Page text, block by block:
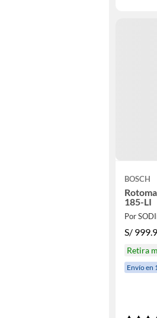
BOSCH
185-LI
Por
S/
Retira
Envío en